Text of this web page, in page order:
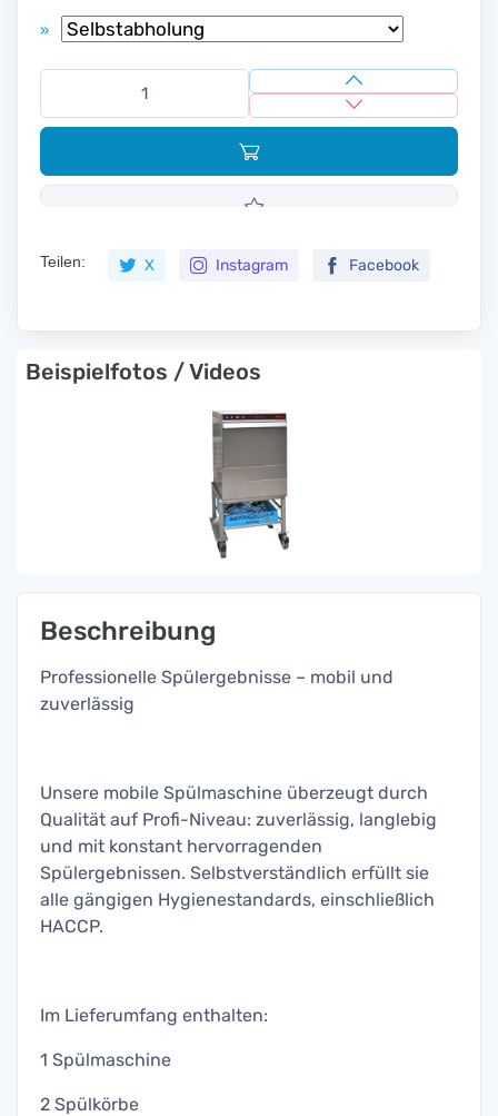
»
Teilen: X Instagram Facebook
Beispielfotos / Videos
Beschreibung
Professionelle Spülergebnisse – mobil und
zuverlässig
Unsere mobile Spülmaschine überzeugt durch
Qualität auf Profi-Niveau: zuverlässig, langlebig
und mit konstant hervorragenden
Spülergebnissen. Selbstverständlich erfüllt sie
alle gängigen Hygienestandards, einschließlich
HACCP.
Im Lieferumfang enthalten:
1 Spülmaschine
2 Spülkörbe